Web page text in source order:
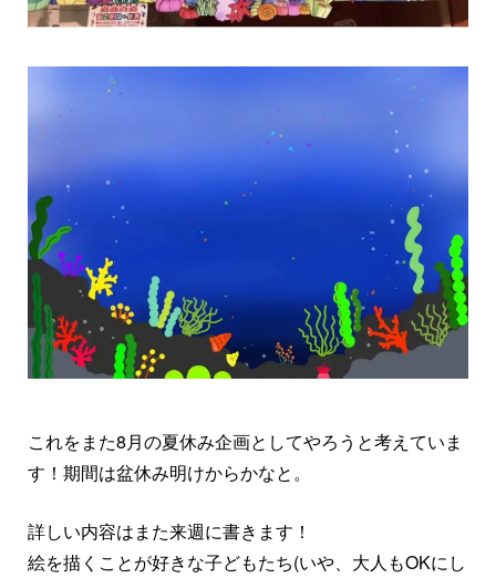
これをまた8月の夏休み企画としてやろうと考えていま
す！期間は盆休み明けからかなと。
詳しい内容はまた来週に書きます！
絵を描くことが好きな子どもたち(いや、大人もOKにし